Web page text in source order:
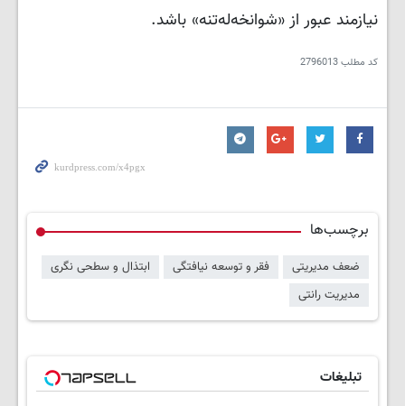
نیازمند عبور از «شوانخه‌له‌تنه» باشد.
کد مطلب2796013
برچسب‌ها
ضعف مدیریتی فقر و توسعه نیافتگی
ابتذال و سطحی نگری
مدیریت رانتی
تبلیغات